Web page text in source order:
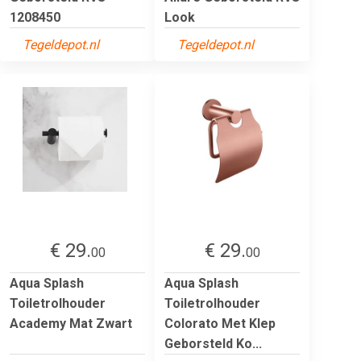
1208450
Tegeldepot.nl
Look
Tegeldepot.nl
€ 29.00
Aqua Splash
Toiletrolhouder
Academy Mat Zwart
€ 29.00
Aqua Splash
Toiletrolhouder
Colorato Met Klep
Geborsteld Ko...